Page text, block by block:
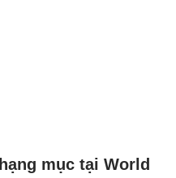
mục tại World